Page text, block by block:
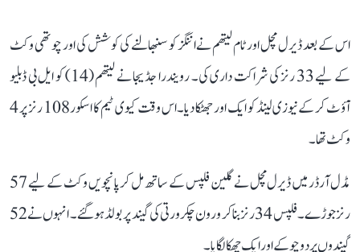
اس کے بعد ڈیرل مچل اور ٹام لیتھم نے اننگز کو سنبھالنے کی کوشش کی اور چوتھی وکٹ
کے لیے 33 رنز کی شراکت داری کی۔ رویندرا جڈیجا نے لیتھم (14) کو ایل بی ڈبلیو
آؤٹ کر کے نیوزی لینڈ کو ایک اور جھٹکا دیا۔ اس وقت کیوی ٹیم کا اسکور 108 رنز پر 4
وکٹ تھا۔
مڈل آرڈر میں ڈیرل مچل نے گلین فلپس کے ساتھ مل کر پانچویں وکٹ کے لیے 57
رنز جوڑے۔ فلپس 34 رنز بنا کر ورون چکرورتی کی گیند پر بولڈ ہو گئے۔ انہوں نے 52
گیندوں پر دو چوکے اور ایک چھکا لگایا۔